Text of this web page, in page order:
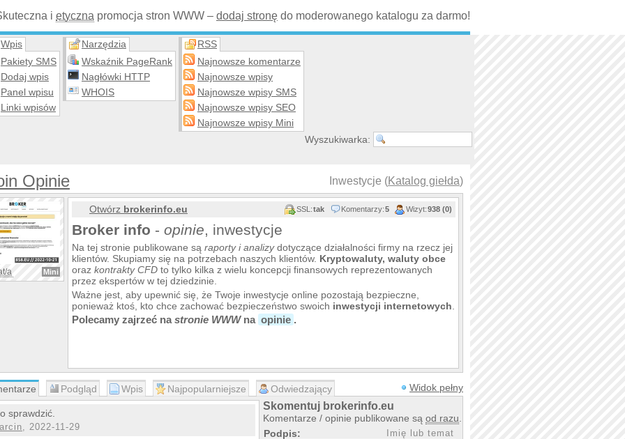
i etyczna promocja stron WWW – dodaj stronę do moderowanego katalogu za darmo!
Wpis
Pakiety SMS
Dodaj wpis
Panel wpisu
Linki wpisów
Narzędzia
Wskaźnik PageRank
Nagłówki HTTP
WHOIS
RSS
Najnowsze komentarze
Najnowsze wpisy
Najnowsze wpisy SMS
Najnowsze wpisy SEO
Najnowsze wpisy Mini
Wyszukiwarka:
Opinie Inwestycje (Katalog giełda)
a Mini
Otwórz brokerinfo.eu SSL:tak Komentarzy:5 Wizyt:938 (0)
Broker info - opinie, inwestycje
Na tej stronie publikowane są raporty i analizydotyczące działalności firmy na rzecz jej
klientów. Skupiamy się na potrzebach naszych klientów. Kryptowaluty, waluty obce
oraz kontrakty CFD to tylko kilka z wielu koncepcji finansowych reprezentowanych
przez ekspertów w tej dziedzinie.
Ważne jest, aby upewnić się, że Twoje inwestycje online pozostają bezpieczne,
ponieważ ktoś, kto chce zachować bezpieczeństwo swoich inwestycji internetowych
Polecamy zajrzeć na stronie WWWna opinie .
Podgląd Wpis Najpopularniejsze Odwiedzający Widok pełny
sprawdzić.
, 2022-11-29
Skomentuj brokerinfo.eu
Komentarze / opinie publikowane są od razu
Podpis:
Imię lub temat